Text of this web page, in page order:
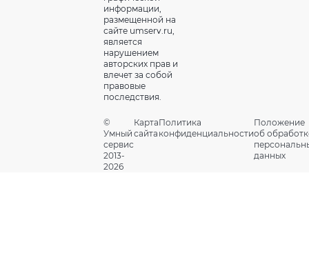
информации,
размещенной на
сайте umserv.ru,
является
нарушением
авторских прав и
влечет за собой
правовые
последствия.
©
Умный
сервис
2013-
2026
Карта
сайта
Политика
конфиденциальности
Положение
об
данных